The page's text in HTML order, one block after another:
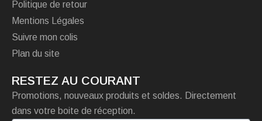
Politique de retour
Mentions Légales
Suivre mon colis
Plan du site
RESTEZ AU COURANT
Promotions, nouveaux produits et soldes. Directement
dans votre boite de réception.